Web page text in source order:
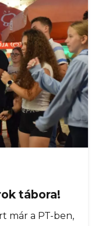
tábora!
már a PT-ben,